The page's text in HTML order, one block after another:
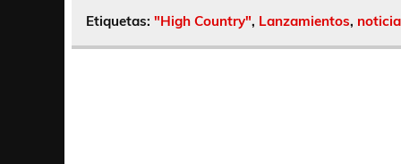
Etiquetas: "High Country", Lanzamientos,